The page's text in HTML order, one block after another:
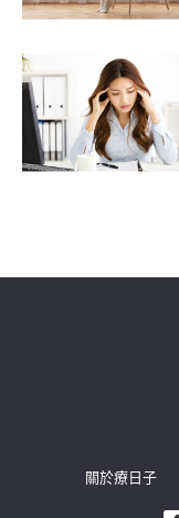
關於療日子